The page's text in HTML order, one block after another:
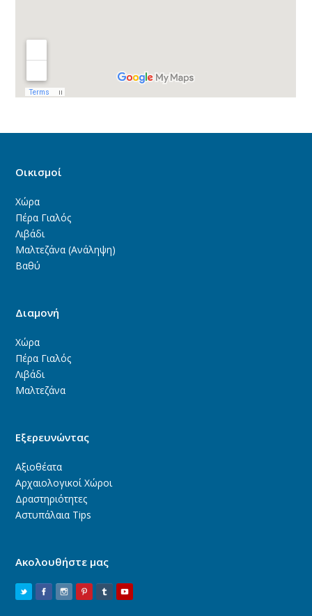
Οικισμοί
Χώρα
Πέρα Γιαλός
Λιβάδι
Μαλτεζάνα (Ανάληψη)
Βαθύ
Διαμονή
Χώρα
Πέρα Γιαλός
Λιβάδι
Μαλτεζάνα
Εξερευνώντας
Αξιοθέατα
Αρχαιολογικοί Χώροι
Δραστηριότητες
Αστυπάλαια Tips
Ακολουθήστε μας